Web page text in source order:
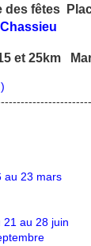
des fêtes
Chassieu
et 25km
)
au 23 mars
21 au 28 juin